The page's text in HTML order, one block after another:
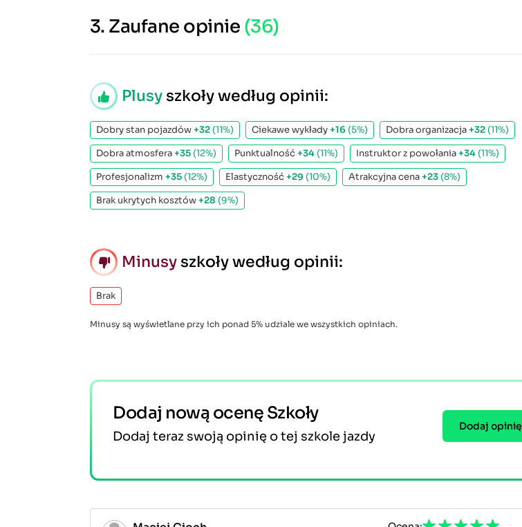
3. Zaufane opinie (36)
Plusy szkoły według opinii:
Dobry stan pojazdów+32 (11%) Ciekawe wykłady+16 (5%) Dobra organizacja+32 (11%)
Dobra atmosfera+35 (12%) Punktualność+34 (11%) Instruktor z powołania+34 (11%)
Profesjonalizm +35 (12%) Elastyczność+29 (10%) Atrakcyjna cena+23 (8%)
Brak ukrytych kosztów+28 (9%)
Minusy szkoły według opinii:
Brak
Minusy są wyświetlane przy ich ponad 5% udziale we wszystkich opiniach.
Dodaj nową ocenę Szkoły
Dodaj teraz swoją opinię o tej szkole jazdy
Dodaj opinię